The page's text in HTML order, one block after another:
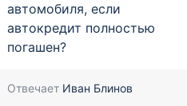
автомобиля, если
автокредит полностью
погашен?
Отвечает Иван Блинов